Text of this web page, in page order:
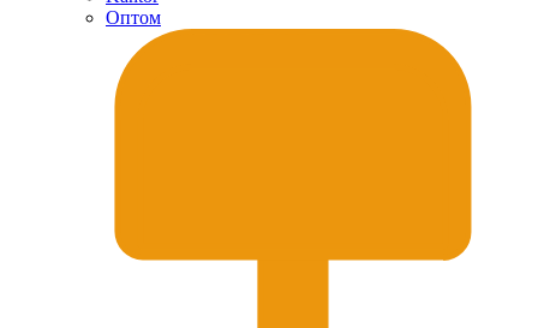
Оптом